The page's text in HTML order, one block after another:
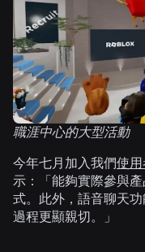
職涯中心的大型活動
今年七月加入我們使
示：「能夠實際參與
式。此外，語音聊天
過程更顯親切。」